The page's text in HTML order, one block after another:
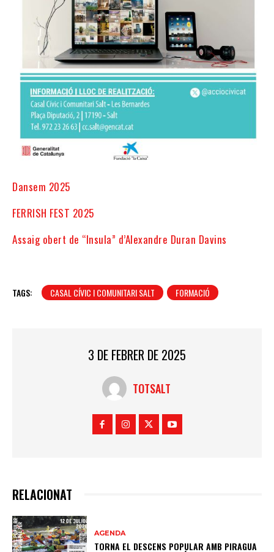
Dansem 2025
FERRISH FEST 2025
Assaig obert de “Insula” d’Alexandre Duran Davins
TAGS: CASAL CÍVIC I COMUNITARI SALT FORMACIÓ
3 DE FEBRER DE 2025
TOTSALT
RELACIONAT
AGENDA
TORNA EL DESCENS POPULAR AMB PIRAGUA